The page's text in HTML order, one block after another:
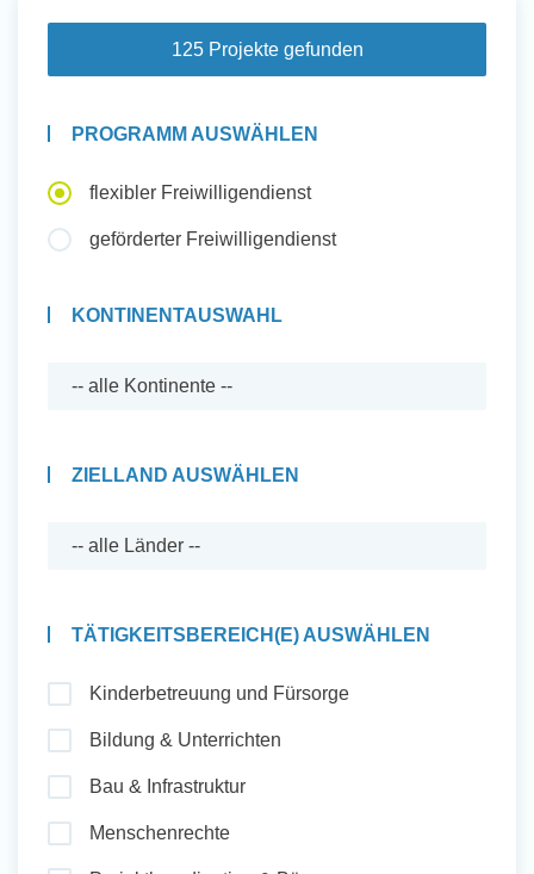
Auslandserfahrung Sammeln
und Sozial Engagieren
Initiativbewerbung
Auslandserfahrung Sammeln
Initiativbewerbung
125 Projekte gefunden
PROGRAMM AUSWÄHLEN
flexibler Freiwilligendienst
geförderter Freiwilligendienst
KONTINENTAUSWAHL
ZIELLAND AUSWÄHLEN
TÄTIGKEITSBEREICH(E) AUSWÄHLEN
Kinderbetreuung und Fürsorge
Bildung & Unterrichten
Bau & Infrastruktur
Menschenrechte